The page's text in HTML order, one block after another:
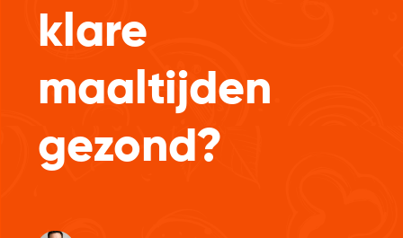
klare
maaltijden
gezond?